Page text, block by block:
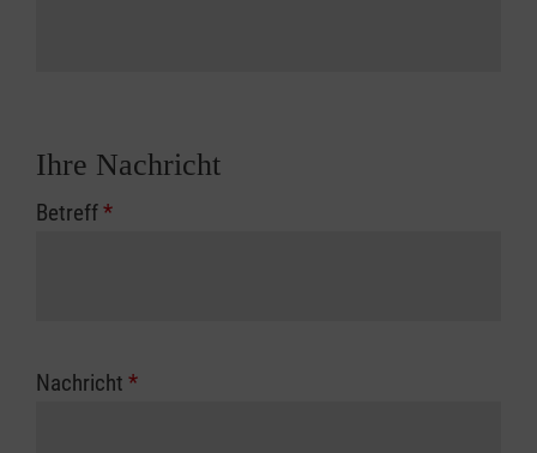
Ihre Nachricht
Betreff*
Nachricht *